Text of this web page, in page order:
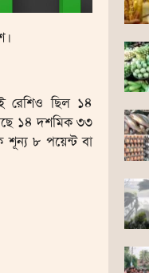
রেশিও ছিল ১৪
১৪ দশমিক ৩৩
শূন্য ৮ পয়েন্ট বা